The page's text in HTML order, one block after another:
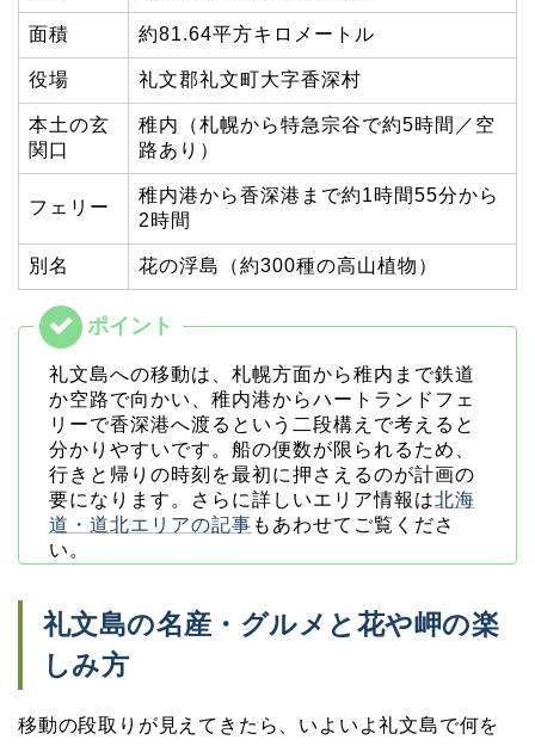
面積 約81.64平方キロメートル
役場 礼文郡礼文町大字香深村
本土の玄
関口
稚内（札幌から特急宗谷で約5時間／空
路あり）
フェリー
稚内港から香深港まで約1時間55分から
2時間
別名 花の浮島（約300種の高山植物）
礼文島への移動は、札幌方面から稚内まで鉄道
か空路で向かい、稚内港からハートランドフェ
リーで香深港へ渡るという二段構えで考えると
分かりやすいです。船の便数が限られるため、
行きと帰りの時刻を最初に押さえるのが計画の
要になります。さらに詳しいエリア情報は北海
道・道北エリアの記事 もあわせてご覧くださ
い。
礼文島の名産・グルメと花や岬の楽
しみ方
移動の段取りが見えてきたら、いよいよ礼文島で何を